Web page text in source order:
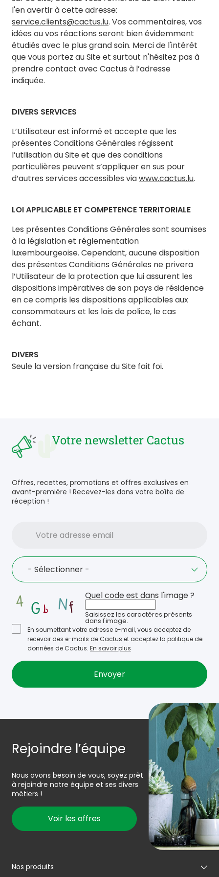
l'en avertir à cette adresse:
service.clients@cactus.lu. Vos commentaires, vos
idées ou vos réactions seront bien évidemment
étudiés avec le plus grand soin. Merci de l'intérêt
que vous portez au Site et surtout n'hésitez pas à
prendre contact avec Cactus à l’adresse
indiquée.
DIVERS SERVICES
L’Utilisateur est informé et accepte que les
présentes Conditions Générales régissent
l’utilisation du Site et que des conditions
particulières peuvent s’appliquer en sus pour
d’autres services accessibles viawww.cactus.lu.
LOI APPLICABLE ET COMPETENCE TERRITORIALE
Les présentes Conditions Générales sont soumises
à la législation et réglementation
luxembourgeoise. Cependant, aucune disposition
des présentes Conditions Générales ne privera
l’Utilisateur de la protection que lui assurent les
dispositions impératives de son pays de résidence
en ce compris les dispositions applicables aux
consommateurs et les lois de police, le cas
échant.
DIVERS
Seule la version française du Site fait foi.
Votre newsletter Cactus
Offres, recettes, promotions et offres exclusives en
avant-première ! Recevez-les dans votre boîte de
réception !
adresse
Language
- Sélectionner -
Quel code est dans l'image ?
Saisissez les caractères présents
dans l'image.
En soumettant votre adresse e-mail, vous acceptez de
recevoir des e-mails de Cactus et acceptez la politique de
données de Cactus. En savoir plus
Rejoindre l’équipe
Nous avons besoin de vous, soyez prêt
à rejoindre notre équipe et ses divers
métiers !
Voir les offres
Nos produits